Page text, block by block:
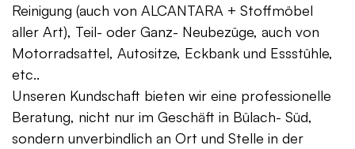
Reinigung (auch von ALCANTARA + Stoffmöbel
aller Art), Teil- oder Ganz- Neubezüge, auch von
Motorradsattel, Autositze, Eckbank und Essstühle,
etc..
Unseren Kundschaft bieten wir eine professionelle
Beratung, nicht nur im Geschäft in Bülach- Süd,
sondern unverbindlich an Ort und Stelle in der